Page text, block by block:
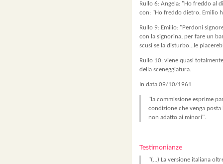
Rullo 6: Angela: "Ho freddo al
con: "Ho freddo dietro. Emilio
Rullo 9: Emilio: "Perdoni
con la signorina, per fare un
scusi se la disturbo...le
Rullo 10: viene quasi
della sceneggiatura.
In data 09/10/1961
"la commissione esprime
condizione che venga
non adatto ai minori".
Testimonianze
"(...) La versione italiana